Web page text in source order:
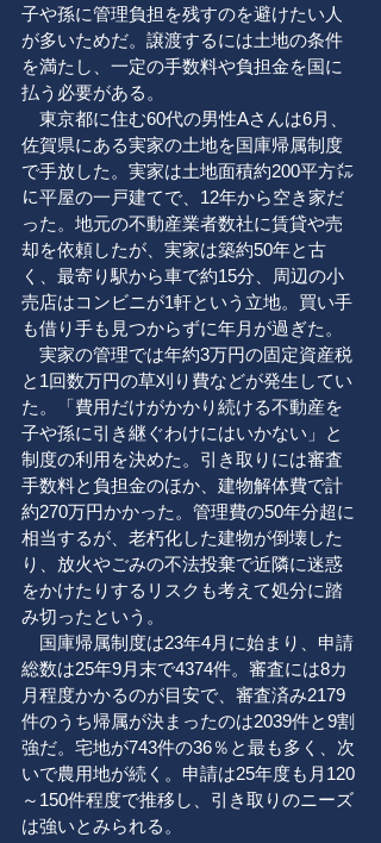
子や孫に管理負担を残すのを避けたい人
が多いためだ。譲渡するには土地の条件
を満たし、一定の手数料や負担金を国に
払う必要がある。
東京都に住む60代の男性Aさんは6月、
佐賀県にある実家の土地を国庫帰属制度
で手放した。実家は土地面積約200平方㍍
に平屋の一戸建てで、12年から空き家だ
った。地元の不動産業者数社に賃貸や売
却を依頼したが、実家は築約50年と古
く、最寄り駅から車で約15分、周辺の小
売店はコンビニが1軒という立地。買い手
も借り手も見つからずに年月が過ぎた。
実家の管理では年約3万円の固定資産税
と1回数万円の草刈り費などが発生してい
た。「費用だけがかかり続ける不動産を
子や孫に引き継ぐわけにはいかない」と
制度の利用を決めた。引き取りには審査
手数料と負担金のほか、建物解体費で計
約270万円かかった。管理費の50年分超に
相当するが、老朽化した建物が倒壊した
り、放火やごみの不法投棄で近隣に迷惑
をかけたりするリスクも考えて処分に踏
み切ったという。
​ 国庫帰属制度は23年4月に始まり、申請
総数は25年9月末で4374件。審査には8カ
月程度かかるのが目安で、審査済み2179
件のうち帰属が決まったのは2039件と9割
強だ。宅地が743件の36％と最も多く、次
いで農用地が続く。申請は25年度も月120
～150件程度で推移し、引き取りのニーズ
は強いとみられる。